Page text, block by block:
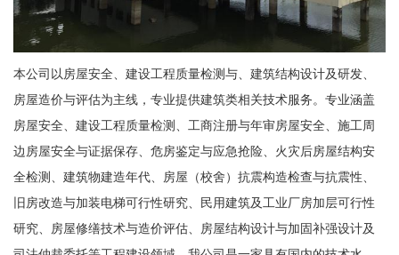
本公司以房屋安全、建设工程质量检测与、建筑结构设计及研发、
房屋造价与评估为主线，专业提供建筑类相关技术服务。专业涵盖
房屋安全、建设工程质量检测、工商注册与年审房屋安全、施工周
边房屋安全与证据保存、危房鉴定与应急抢险、火灾后房屋结构安
全检测、建筑物建造年代、房屋（校舍）抗震构造检查与抗震性、
旧房改造与加装电梯可行性研究、民用建筑及工业厂房加层可行性
研究、房屋修缮技术与造价评估、房屋结构设计与加固补强设计及